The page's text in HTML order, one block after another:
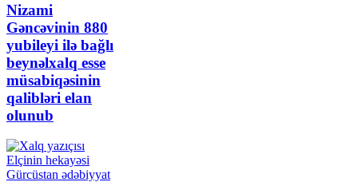
Nizami
Gəncəvinin 880
yubileyi ilə bağlı
beynəlxalq esse
müsabiqəsinin
qalibləri elan
olunub